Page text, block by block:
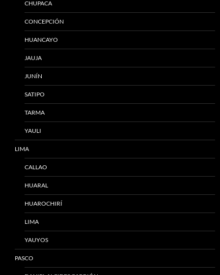
CHUPACA
CONCEPCIÓN
HUANCAYO
JAUJA
JUNÍN
SATIPO
TARMA
YAULI
LIMA
CALLAO
HUARAL
HUAROCHIRÍ
LIMA
YAUYOS
PASCO